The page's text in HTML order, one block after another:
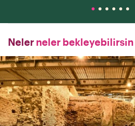
Neler neler bekleyebilirsin